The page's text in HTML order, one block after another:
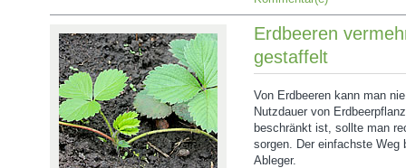
Erdbeeren
gestaffelt
Von Erdbeeren kann man
Nutzdauer von
beschränkt ist, sollte man
sorgen. Der einfachste Weg
Ableger.